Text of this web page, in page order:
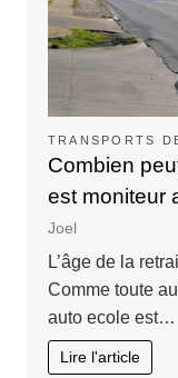
TRANSPORTS
Combien
est moniteur
Joel
L’âge de la
Comme toute
auto ecole est…
Lire l'article